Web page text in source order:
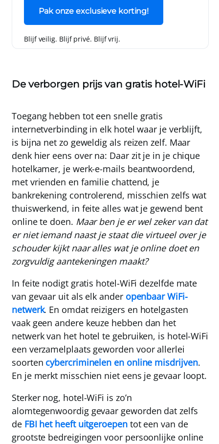
Pak onze exclusieve korting!
Blijf veilig. Blijf privé. Blijf vrij.
De verborgen prijs van gratis hotel-WiFi
Toegang hebben tot een snelle gratis
internetverbinding in elk hotel waar je verblijft,
is bijna net zo geweldig als reizen zelf. Maar
denk hier eens over na: Daar zit je in je chique
hotelkamer, je werk-e-mails beantwoordend,
met vrienden en familie chattend, je
bankrekening controlerend, misschien zelfs wat
thuiswerkend, in feite alles wat je gewend bent
online te doen. Maar ben je er wel zeker van dat
er niet iemand naast je staat die virtueel over je
schouder kijkt naar alles wat je online doet en
zorgvuldig aantekeningen maakt?
In feite nodigt gratis hotel-WiFi dezelfde mate
van gevaar uit als elk ander openbaar WiFi-
netwerk. En omdat reizigers en hotelgasten
vaak geen andere keuze hebben dan het
netwerk van het hotel te gebruiken, is hotel-WiFi
een verzamelplaats geworden voor allerlei
soorten cybercriminelen en online misdrijven.
En je merkt misschien niet eens je gevaar loopt.
Sterker nog, hotel-WiFi is zo’n
alomtegenwoordig gevaar geworden dat zelfs
de FBI het heeft uitgeroepentot een van de
grootste bedreigingen voor persoonlijke online